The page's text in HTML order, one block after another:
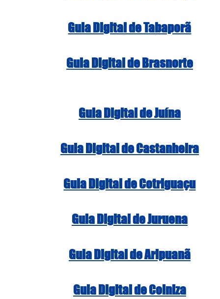
Guia Digital de Tabaporã
Guia Digital de Brasnorte
Guia Digital de Juína
Guia Digital de Castanheira
Guia Digital de Cotriguaçu
Guia Digital de Juruena
Guia Digital de Aripuanã
Guia Digital de Colniza